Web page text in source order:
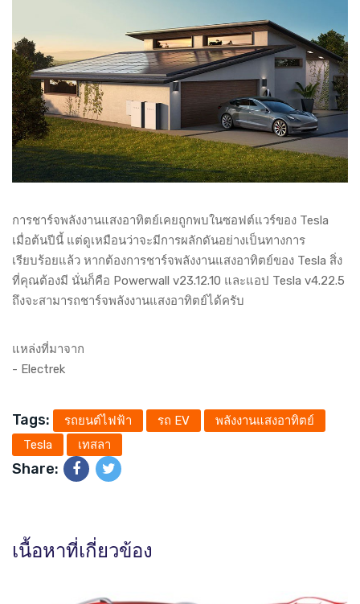
การชาร์จพลังงานแสงอาทิตย์เคยถูกพบในซอฟต์แวร์ของ Tesla
เมื่อต้นปีนี้ แต่ดูเหมือนว่าจะมีการผลักดันอย่างเป็นทางการ
เรียบร้อยแล้ว หากต้องการชาร์จพลังงานแสงอาทิตย์ของ Tesla สิ่ง
ที่คุณต้องมี นั่นก็คือ Powerwall v23.12.10 และแอป Tesla v4.22.5
ถึงจะสามารถชาร์จพลังงานแสงอาทิตย์ได้ครับ
แหล่งที่มาจาก
- Electrek
Tags: รถยนต์ไฟฟ้า รถ EV
พลังงานแสงอาทิตย์
Tesla
เทสลา
Share:
เนื้อหาที่เกี่ยวข้อง